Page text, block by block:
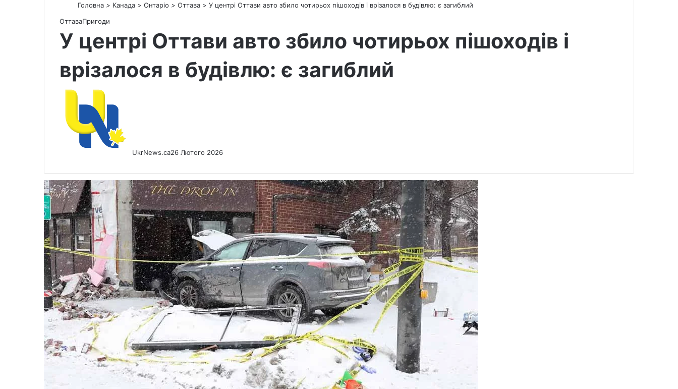
Головна > Канада > Онтаріо > Оттава > У центрі Оттави авто збило чотирьох пішоходів і врізалося в будівлю: є загиблий
ОттаваПригоди
У центрі Оттави авто збило чотирьох пішоходів і
врізалося в будівлю: є загиблий
UkrNews.ca26 Лютого 2026